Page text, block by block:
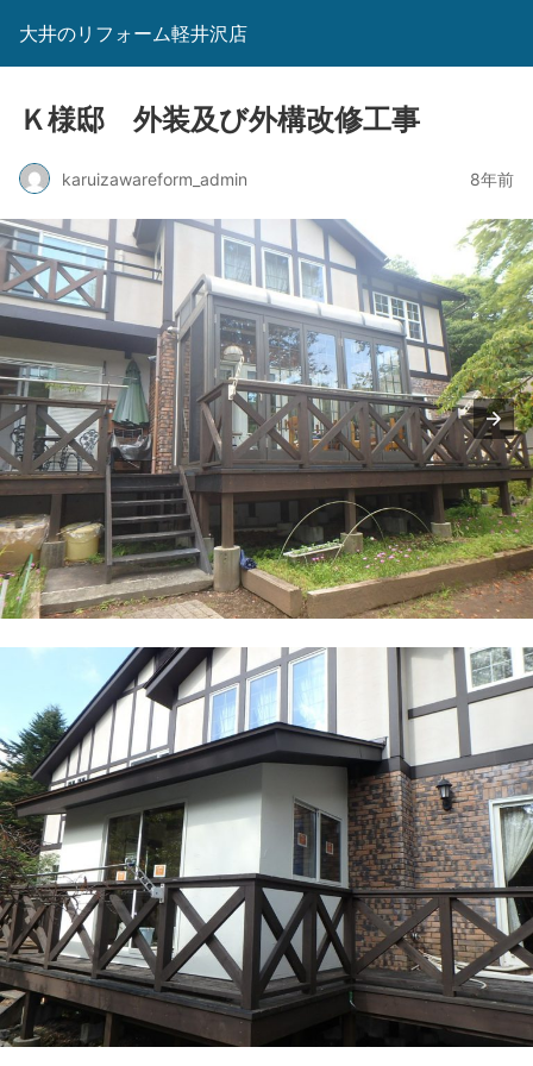
大井のリフォーム軽井沢店
Ｋ様邸 外装及び外構改修工事
karuizawareform_admin 8年前